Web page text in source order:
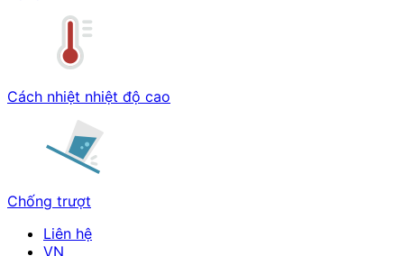
Cách nhiệt nhiệt độ cao
Chống trượt
Liên hệ